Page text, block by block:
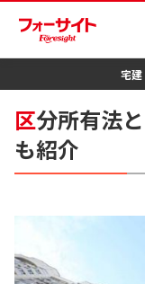
宅
区分所有法
も紹介